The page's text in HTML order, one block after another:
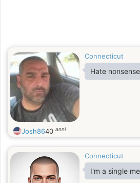
Connecticut
Hate
Josh8640 anni
Connecticut
I'm a single